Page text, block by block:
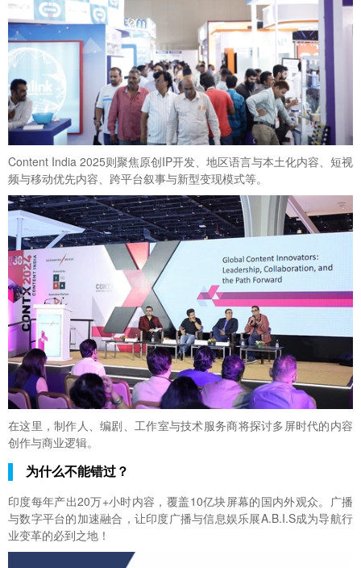
Content India 2025则聚焦原创IP开发、地区语言与本土化内容、短视
频与移动优先内容、跨平台叙事与新型变现模式等。
在这里，制作人、编剧、工作室与技术服务商将探讨多屏时代的内容
创作与商业逻辑。
为什么不能错过？
印度每年产出20万+小时内容，覆盖10亿块屏幕的国内外观众。广播
与数字平台的加速融合，让印度广播与信息娱乐展A.B.I.S成为导航行
业变革的必到之地！